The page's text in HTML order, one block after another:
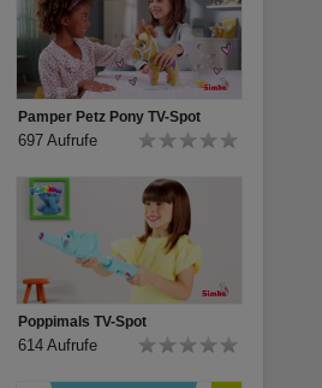
Pamper Petz Pony TV-Spot
697 Aufrufe
Poppimals TV-Spot
614 Aufrufe